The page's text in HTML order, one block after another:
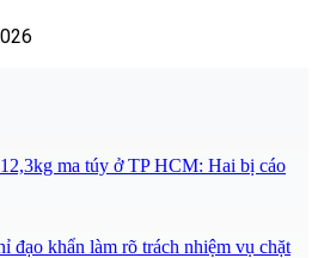
ma túy ở TP HCM: Hai bị cáo
đạo khẩn làm rõ trách nhiệm vụ chặt